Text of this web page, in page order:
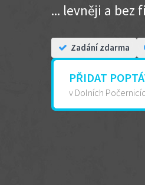
... levněji a bez
Zadání zdarma
PŘIDAT
v Dolních